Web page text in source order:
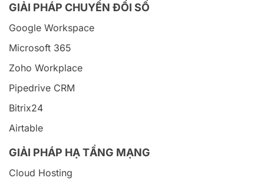
GIẢI PHÁP CHUYỂN ĐỔI SỐ
Google Workspace
Microsoft 365
Zoho Workplace
Pipedrive CRM
Bitrix24
Airtable
GIẢI PHÁP HẠ TẦNG MẠNG
Cloud Hosting